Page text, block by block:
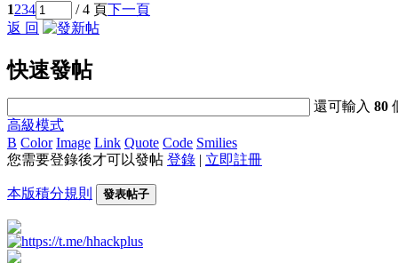
1234 / 4 頁下一頁
返 回
快速發帖
還可輸入80
高級模式
B Color Image Link Quote Code Smilies
您需要登錄後才可以發帖 登錄 | 立即註冊
本版積分規則 發表帖子